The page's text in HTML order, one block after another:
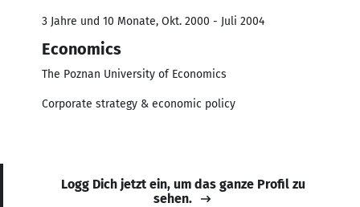
3 Jahre und 10 Monate, Okt. 2000 - Juli 2004
Economics
The Poznan University of Economics
Corporate strategy & economic policy
Logg Dich jetzt ein, um das ganze Profil zu
sehen.